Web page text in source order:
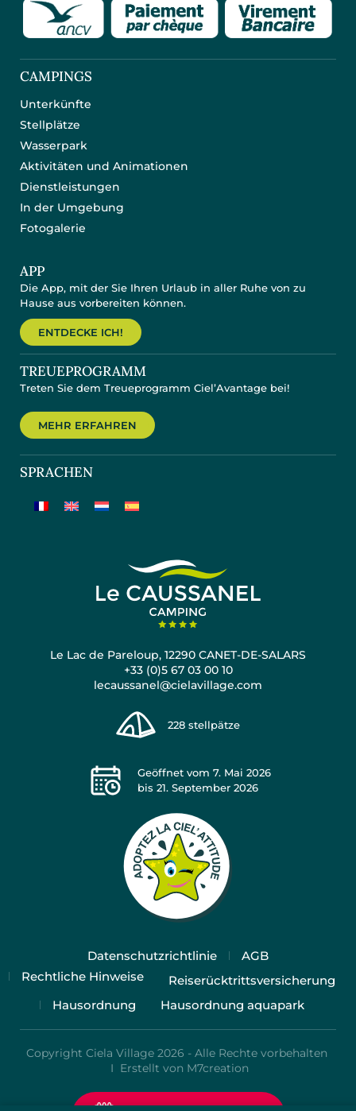
CAMPINGS
Unterkünfte
Stellplätze
Wasserpark
Aktivitäten und Animationen
Dienstleistungen
In der Umgebung
Fotogalerie
APP
Die App, mit der Sie Ihren Urlaub in aller Ruhe von zu
Hause aus vorbereiten können.
ENTDECKE ICH!
TREUEPROGRAMM
Treten Sie dem Treueprogramm Ciel’Avantage bei!
MEHR ERFAHREN
SPRACHEN
Le Lac de Pareloup, 12290 CANET-DE-SALARS
+33 (0)5 67 03 00 10
lecaussanel@cielavillage.com
228 stellpätze
Geöffnet vom 7. Mai 2026
bis 21. September 2026
Datenschutzrichtlinie
AGB
Rechtliche Hinweise
Reiserücktrittsversicherung
Hausordnung
Hausordnung aquapark
Copyright Ciela Village 2026 - Alle Rechte vorbehalten
I Erstellt von M7creation